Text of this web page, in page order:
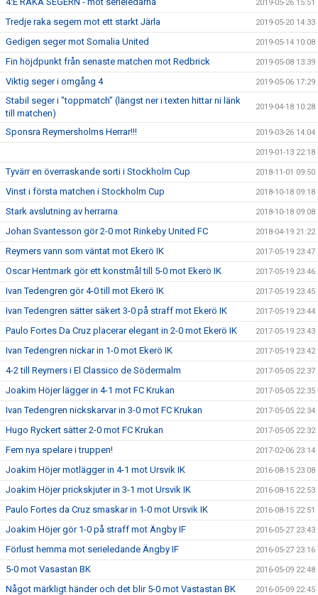
2019-05-26 15:51
Tredje raka segern mot ett starkt Järla 2019-05-20 14:33
Gedigen seger mot Somalia United 2019-05-14 10:08
Fin höjdpunkt från senaste matchen mot Redbrick 2019-05-08 13:39
Viktig seger i omgång 4 2019-05-06 17:29
Stabil seger i "toppmatch" (längst ner i texten hittar ni länk
till matchen)
2019-04-18 10:28
Sponsra Reymersholms Herrar!!! 2019-03-26 14:04
2019-01-13 22:18
Tyvärr en överraskande sorti i Stockholm Cup 2018-11-01 09:50
Vinst i första matchen i Stockholm Cup 2018-10-18 09:18
Stark avslutning av herrarna 2018-10-18 09:08
Johan Svantesson gör 2-0 mot Rinkeby United FC 2018-04-19 21:22
Reymers vann som väntat mot Ekerö IK 2017-05-19 23:47
Oscar Hentmark gör ett konstmål till 5-0 mot Ekerö IK 2017-05-19 23:46
Ivan Tedengren gör 4-0 till mot Ekerö IK 2017-05-19 23:45
Ivan Tedengren sätter säkert 3-0 på straff mot Ekerö IK 2017-05-19 23:44
Paulo Fortes Da Cruz placerar elegant in 2-0 mot Ekerö IK 2017-05-19 23:43
Ivan Tedengren nickar in 1-0 mot Ekerö IK 2017-05-19 23:42
4-2 till Reymers i El Classico de Södermalm 2017-05-05 22:37
Joakim Höjer lägger in 4-1 mot FC Krukan 2017-05-05 22:35
Ivan Tedengren nickskarvar in 3-0 mot FC Krukan 2017-05-05 22:34
Hugo Ryckert sätter 2-0 mot FC Krukan 2017-05-05 22:32
Fem nya spelare i truppen! 2017-02-06 23:14
Joakim Höjer motlägger in 4-1 mot Ursvik IK 2016-08-15 23:08
Joakim Höjer prickskjuter in 3-1 mot Ursvik IK 2016-08-15 22:53
Paulo Fortes da Cruz smaskar in 1-0 mot Ursvik IK 2016-08-15 22:51
Joakim Höjer gör 1-0 på straff mot Ängby IF 2016-05-27 23:43
Förlust hemma mot serieledande Ängby IF 2016-05-27 23:16
5-0 mot Vasastan BK 2016-05-09 22:48
Något märkligt händer och det blir 5-0 mot Vastastan BK 2016-05-09 22:45